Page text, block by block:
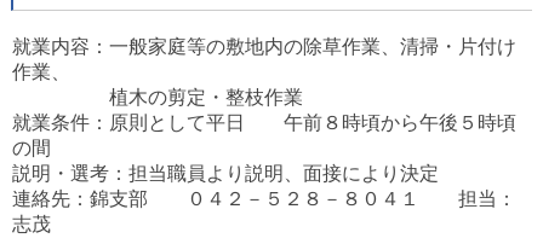
就業内容：一般家庭等の敷地内の除草作業、清掃・片付け
作業、
植木の剪定・整枝作業
就業条件：原則として平日 午前８時頃から午後５時頃
の間
説明・選考：担当職員より説明、面接により決定
連絡先：錦支部 ０４２－５２８－８０４１ 担当：
志茂